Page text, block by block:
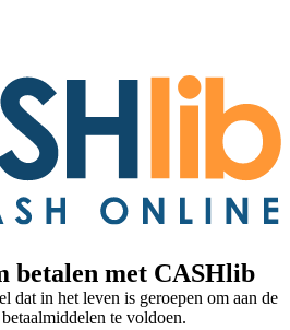
betalen met CASHlib
dat in het leven is geroepen om aan de
te voldoen.